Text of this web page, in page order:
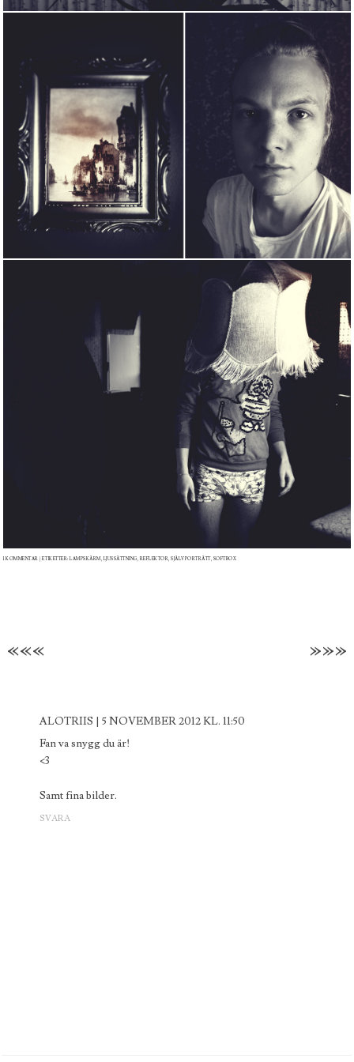
1 KOMMENTAR | ETIKETTER:LAMPSKÄRM, LJUSSÄTTNING, REFLEKTOR,SJÄLVPORTRÄTT , SOFTBOX
««« »»»
ALOTRIIS
5 NOVEMBER 2012 KL. 11:50
Fan va snygg du är!
<3
Samt fina bilder.
SVARA